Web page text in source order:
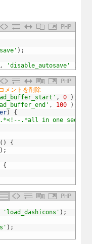
PHP
) ;
, 'disable_autosave' )
PHP
ントを削除
, 0 ) ;
, 100 ) ;
)
{
.*all in one seo
( )
{
) ;
{
PHP
'load_dashicons' ) ;
) ;